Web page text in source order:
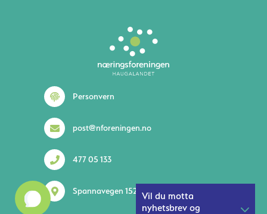
Vil du motta
nyhetsbrev og
Personvern
post@nforeningen.no
477 05 133
Spannavegen 152 5535 Haugesund
Lurer du på noe? 😊
1